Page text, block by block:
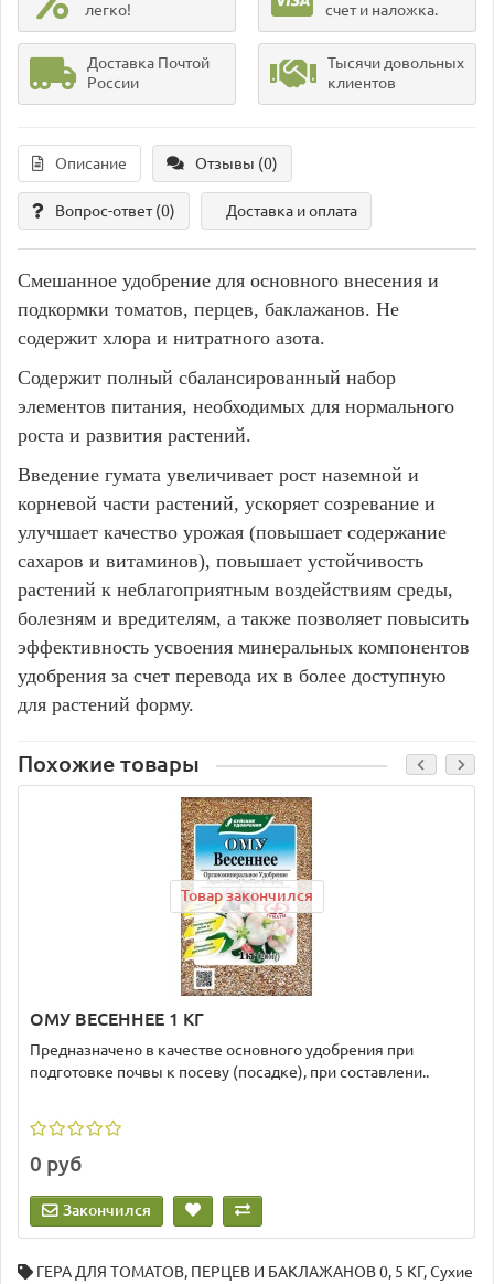
легко!
счет и наложка.
Доставка Почтой
России
Тысячи довольных
клиентов
Описание Отзывы (0)
Вопрос-ответ(0) Доставка и оплата
Смешанное удобрение для основного внесения и
подкормки томатов, перцев, баклажанов. Не
содержит хлора и нитратного азота.
Содержит полный сбалансированный набор
элементов питания, необходимых для нормального
роста и развития растений.
Введение гумата увеличивает рост наземной и
корневой части растений, ускоряет созревание и
улучшает качество урожая (повышает содержание
сахаров и витаминов), повышает устойчивость
растений к неблагоприятным воздействиям среды,
болезням и вредителям, а также позволяет повысить
эффективность усвоения минеральных компонентов
удобрения за счет перевода их в более доступную
для растений форму.
Похожие товары
Товар закончился
ОМУ ВЕСЕННЕЕ 1 КГ
Предназначено в качестве основного удобрения при
подготовке почвы к посеву (посадке), при составлени..
0 руб
Закончился
ГЕРА ДЛЯ ТОМАТОВ, ПЕРЦЕВ И БАКЛАЖАНОВ 0, 5 КГ,Сухие